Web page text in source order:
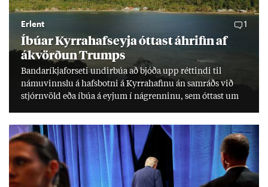
Erlent 1
Íbú­ar Kyrra­hafs­eyja ótt­ast áhrif­in af
ákvörð­un Trumps
Banda­ríkja­for­seti und­ir­búa að bjóða upp rétt­indi til
námu­vinnslu á hafs­botni á Kyrra­haf­inu án sam­ráðs við
stjórn­völd eða íbúa á eyj­um í ná­grenn­inu, sem ótt­ast um